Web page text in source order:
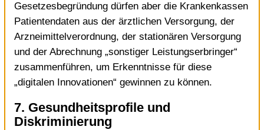
Gesetzesbegründung dürfen aber die Krankenkassen
Patientendaten aus der ärztlichen Versorgung, der
Arzneimittelverordnung, der stationären Versorgung
und der Abrechnung „sonstiger Leistungserbringer“
zusammenführen, um Erkenntnisse für diese
„digitalen Innovationen“ gewinnen zu können.
7. Gesundheitsprofile und
Diskriminierung